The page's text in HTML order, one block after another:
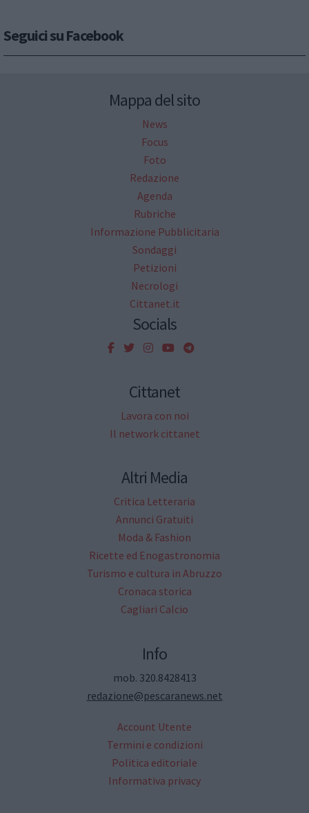
Seguici su Facebook
Mappa del sito
News
Focus
Foto
Redazione
Agenda
Rubriche
Informazione Pubblicitaria
Sondaggi
Petizioni
Necrologi
Cittanet.it
Socials
Cittanet
Lavora con noi
Il network cittanet
Altri Media
Critica Letteraria
Annunci Gratuiti
Moda & Fashion
Ricette ed Enogastronomia
Turismo e cultura in Abruzzo
Cronaca storica
Cagliari Calcio
Info
mob. 320.8428413
redazione@pescaranews.net
Account Utente
Termini e condizioni
Politica editoriale
Informativa privacy